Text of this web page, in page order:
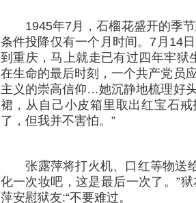
1945年7月，石榴花盛开的季节
条件投降仅有一个月时间。7月14
到重庆，马上就走已有过四年牢
在生命的最后时刻，一个共产党员
主义的崇高信仰…她沉静地梳理好
裙，从自己小皮箱里取出红宝石
了，但我并不害怕。”
张露萍将打火机、口红等物送给
化一次妆吧，这是最后一次了。”
萍安慰狱友:“不要难过。